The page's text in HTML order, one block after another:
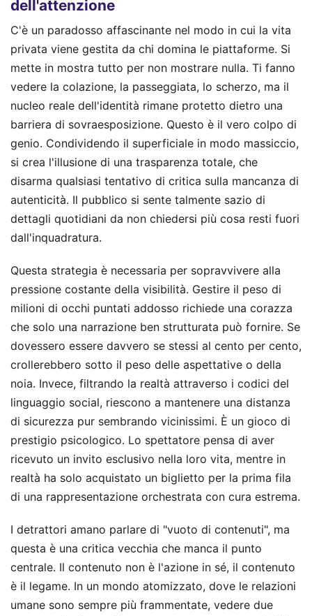
dell'attenzione
C'è un paradosso affascinante nel modo in cui la vita
privata viene gestita da chi domina le piattaforme. Si
mette in mostra tutto per non mostrare nulla. Ti fanno
vedere la colazione, la passeggiata, lo scherzo, ma il
nucleo reale dell'identità rimane protetto dietro una
barriera di sovraesposizione. Questo è il vero colpo di
genio. Condividendo il superficiale in modo massiccio,
si crea l'illusione di una trasparenza totale, che
disarma qualsiasi tentativo di critica sulla mancanza di
autenticità. Il pubblico si sente talmente sazio di
dettagli quotidiani da non chiedersi più cosa resti fuori
dall'inquadratura.
Questa strategia è necessaria per sopravvivere alla
pressione costante della visibilità. Gestire il peso di
milioni di occhi puntati addosso richiede una corazza
che solo una narrazione ben strutturata può fornire. Se
dovessero essere davvero se stessi al cento per cento,
crollerebbero sotto il peso delle aspettative o della
noia. Invece, filtrando la realtà attraverso i codici del
linguaggio social, riescono a mantenere una distanza
di sicurezza pur sembrando vicinissimi. È un gioco di
prestigio psicologico. Lo spettatore pensa di aver
ricevuto un invito esclusivo nella loro vita, mentre in
realtà ha solo acquistato un biglietto per la prima fila
di una rappresentazione orchestrata con cura estrema.
I detrattori amano parlare di "vuoto di contenuti", ma
questa è una critica vecchia che manca il punto
centrale. Il contenuto non è l'azione in sé, il contenuto
è il legame. In un mondo atomizzato, dove le relazioni
umane sono sempre più frammentate, vedere due